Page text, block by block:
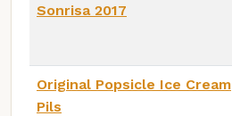
Sonrisa 2017
Original Popsicle Ice Cream
Pils